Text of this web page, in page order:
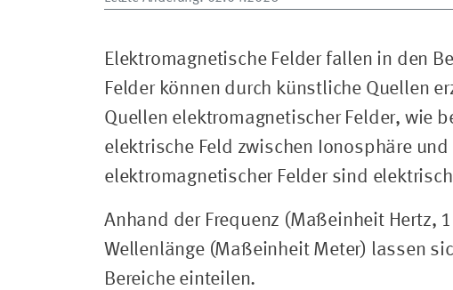
Elektromagnetische Felder fallen in den
Felder können durch künstliche Quellen
Quellen elektromagnetischer Felder, wie
elektrische Feld zwischen Ionosphäre
elektromagnetischer Felder sind
Anhand der Frequenz (Maßeinheit Hertz,
Wellenlänge (Maßeinheit Meter) lassen
Bereiche einteilen.